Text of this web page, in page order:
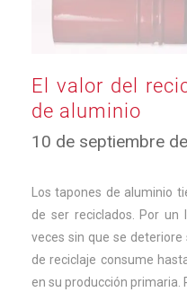
El valor del
de aluminio
10 de septiembre
Los tapones de aluminio
de ser reciclados. Por un
veces sin que se
de reciclaje consume
en su producción primaria.